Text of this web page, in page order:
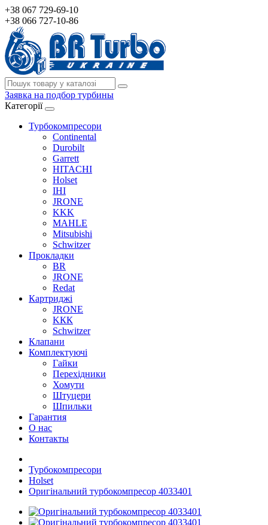
+38 067 729-69-10
+38 066 727-10-86
Заявка на подбор турбины
Категорії
Турбокомпресори
Continental
Durobilt
Garrett
HITACHI
Holset
IHI
JRONE
KKK
MAHLE
Mitsubishi
Schwitzer
Прокладки
BR
JRONE
Redat
Картриджі
JRONE
KКК
Schwitzer
Клапани
Комплектуючі
Гайки
Перехідники
Хомути
Штуцери
Шпильки
Гарантия
О нас
Контакты
Турбокомпресори
Holset
Оригінальний турбокомпресор 4033401